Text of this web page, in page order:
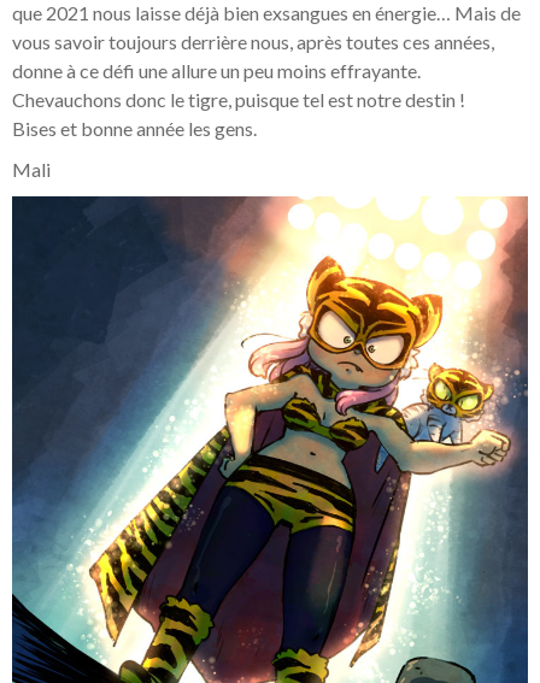
que 2021 nous laisse déjà bien exsangues en énergie… Mais de
vous savoir toujours derrière nous, après toutes ces années,
donne à ce défi une allure un peu moins effrayante.
Chevauchons donc le tigre, puisque tel est notre destin !
Bises et bonne année les gens.
Mali